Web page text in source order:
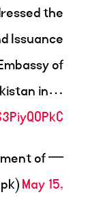
the
Issuance
of
in…
of
May 15,